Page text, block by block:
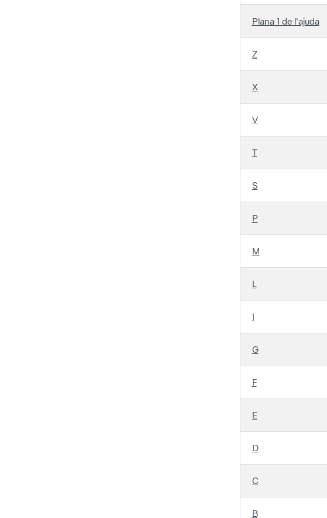
Plana 1 de l'ajuda
Z
X
V
T
S
P
M
L
I
G
F
E
D
C
B